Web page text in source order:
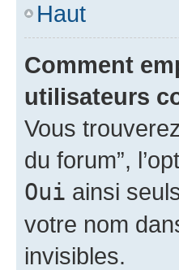
Haut
Comment
utilisateurs
Vous
du forum”,
Oui ainsi
votre nom
invisibles.